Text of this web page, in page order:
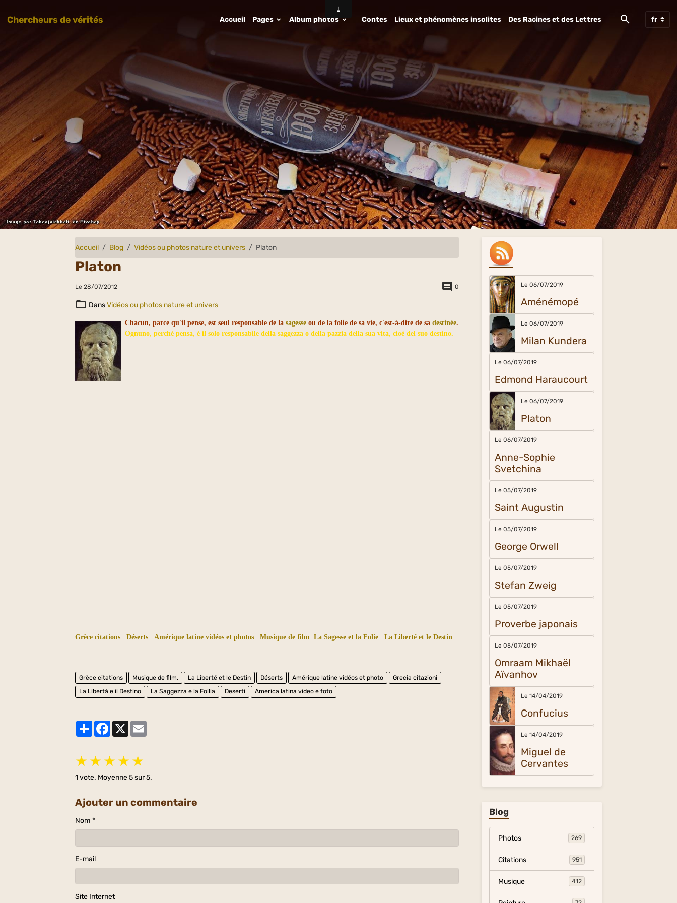
Chercheurs de vérités Accueil Pages Album photos Contes Lieux et phénomènes insolites Des Racines et des Lettres
Accueil Blog Vidéos ou photos nature et univers Platon
Platon
Le 28/07/2012 0
DansVidéos ou photos nature et univers
Chacun, parce qu'il pense, est seul responsable de lasagesse ou de la folie de sa vie, c'est-à-dire de sadestinée.
Ognuno, perché pensa, è il solo responsabile della saggezza o della pazzia della sua vita, cioè del suo destino.
Grèce citations Déserts Amérique latine vidéos et photos Musique de film La Sagesse et la Folie La Liberté et le Destin
Grèce citations Musique de film. La Liberté et le Destin Déserts Amérique latine vidéos et photo
Grecia citazioni
La Libertà e il Destino
La Saggezza e la Follia Deserti America latina video e foto
PartagerFacebook
X
★ ★ ★ ★ ★
1 vote. Moyenne5sur 5.
Ajouter un commentaire
Nom
E-mail
Site Internet
Le 06/07/2019
Aménémopé
Le 06/07/2019
Milan Kundera
Le 06/07/2019
Edmond Haraucourt
Le 06/07/2019
Platon
Le 06/07/2019
Anne-Sophie
Svetchina
Le 05/07/2019
Saint Augustin
Le 05/07/2019
George Orwell
Le 05/07/2019
Stefan Zweig
Le 05/07/2019
Proverbe japonais
Le 05/07/2019
Omraam Mikhaël
Aïvanhov
Le 14/04/2019
Confucius
Le 14/04/2019
Miguel de
Cervantes
Blog
Photos 269
Citations 951
Musique 412